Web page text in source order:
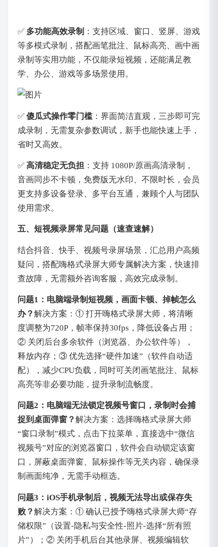
✅ 多功能高效录制 ：支持区域、窗口、竖屏、游戏
等多模式录制，搭配画笔批注、鼠标高亮、画中画
录制等实用功能，不仅能录短视频，还能满足教
学、办公、游戏等多场景使用。
✅ 傻瓜式操作零门槛：界面简洁直观，三步即可完
成录制，无需复杂参数调试，新手也能快速上手，
省时又高效。
✅ 高清稳定无负担：支持 1080P/原画高清录制，
音画同步不卡顿，免费版无水印、不限时长，会员
更支持多设备登录、多平台互通，兼顾个人与团队
使用需求。
五、短视频录屏常见问题（速查速解）
结合抖音、快手、视频号录屏场景，汇总用户高频
疑问，搭配嗨格式录屏大师专属解决方案，快速排
查故障，无需额外咨询客服，高效完成录制。
问题1：电脑端录制短视频，画面卡顿、掉帧怎么
办？ 解决方案：① 打开嗨格式录屏大师，将清晰
度调整为720P，帧率保持30fps，降低设备占用；
② 关闭后台多余软件（浏览器、办公软件等），
释放内存；③ 优先选择“硬件加速”（软件自动适
配），减少CPU负载，同时可关闭画笔批注、鼠标
高亮等非必要功能，提升录制流畅度。
问题2：电脑端无法锁定视频号窗口，录制时会捕
捉到桌面弹窗？ 解决方案：选择嗨格式录屏大师
“窗口录制”模式，点击下拉菜单，直接选中“微信
视频号”对应的浏览器窗口，软件会自动锁定该窗
口，屏蔽桌面弹窗、鼠标操作等无关内容，确保录
制画面纯净，无需手动框选。
问题3：iOS手机录制后，视频无法导出或保存失
败？ 解决方案：① 确认已授予嗨格式录屏大师“存
储权限”（设置-隐私与安全性-照片-选择“所有照
片”）；② 关闭手机后台其他录屏、视频编辑软